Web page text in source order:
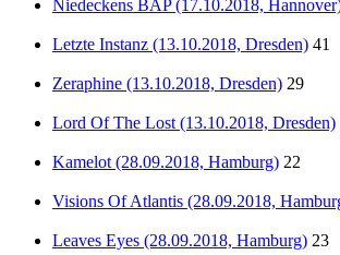
Niedeckens BAP (17.10.2018,
Letzte Instanz (13.10.2018, Dresden) 41
Zeraphine (13.10.2018, Dresden) 29
Lord Of The Lost (13.10.2018, Dresden)
Kamelot (28.09.2018, Hamburg) 22
Visions Of Atlantis (28.09.2018,
Leaves Eyes (28.09.2018, Hamburg) 23